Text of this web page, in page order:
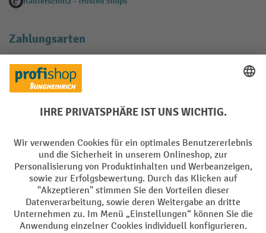
Zahlungsarten
Creditcard (Master)
Facebook
YouTube
LinkedIn
Instagram
AGB Impressum Datenschutz